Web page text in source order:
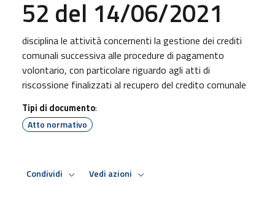
52 del 14/06/2021
disciplina le attività concernenti la gestione dei crediti
comunali successiva alle procedure di pagamento
volontario, con particolare riguardo agli atti di
riscossione finalizzati al recupero del credito comunale
Tipi di documento:
Atto normativo
Condividi Vedi azioni